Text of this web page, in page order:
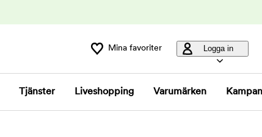
Mina favoriter Logga in
Tjänster Liveshopping Varumärken